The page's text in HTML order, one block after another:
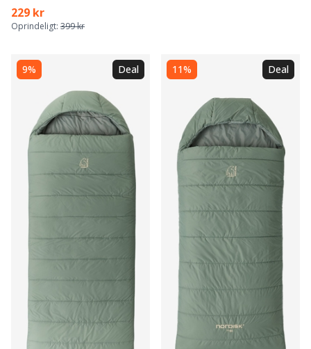
229 kr
Oprindeligt: 399 kr
9% Deal 11% Deal